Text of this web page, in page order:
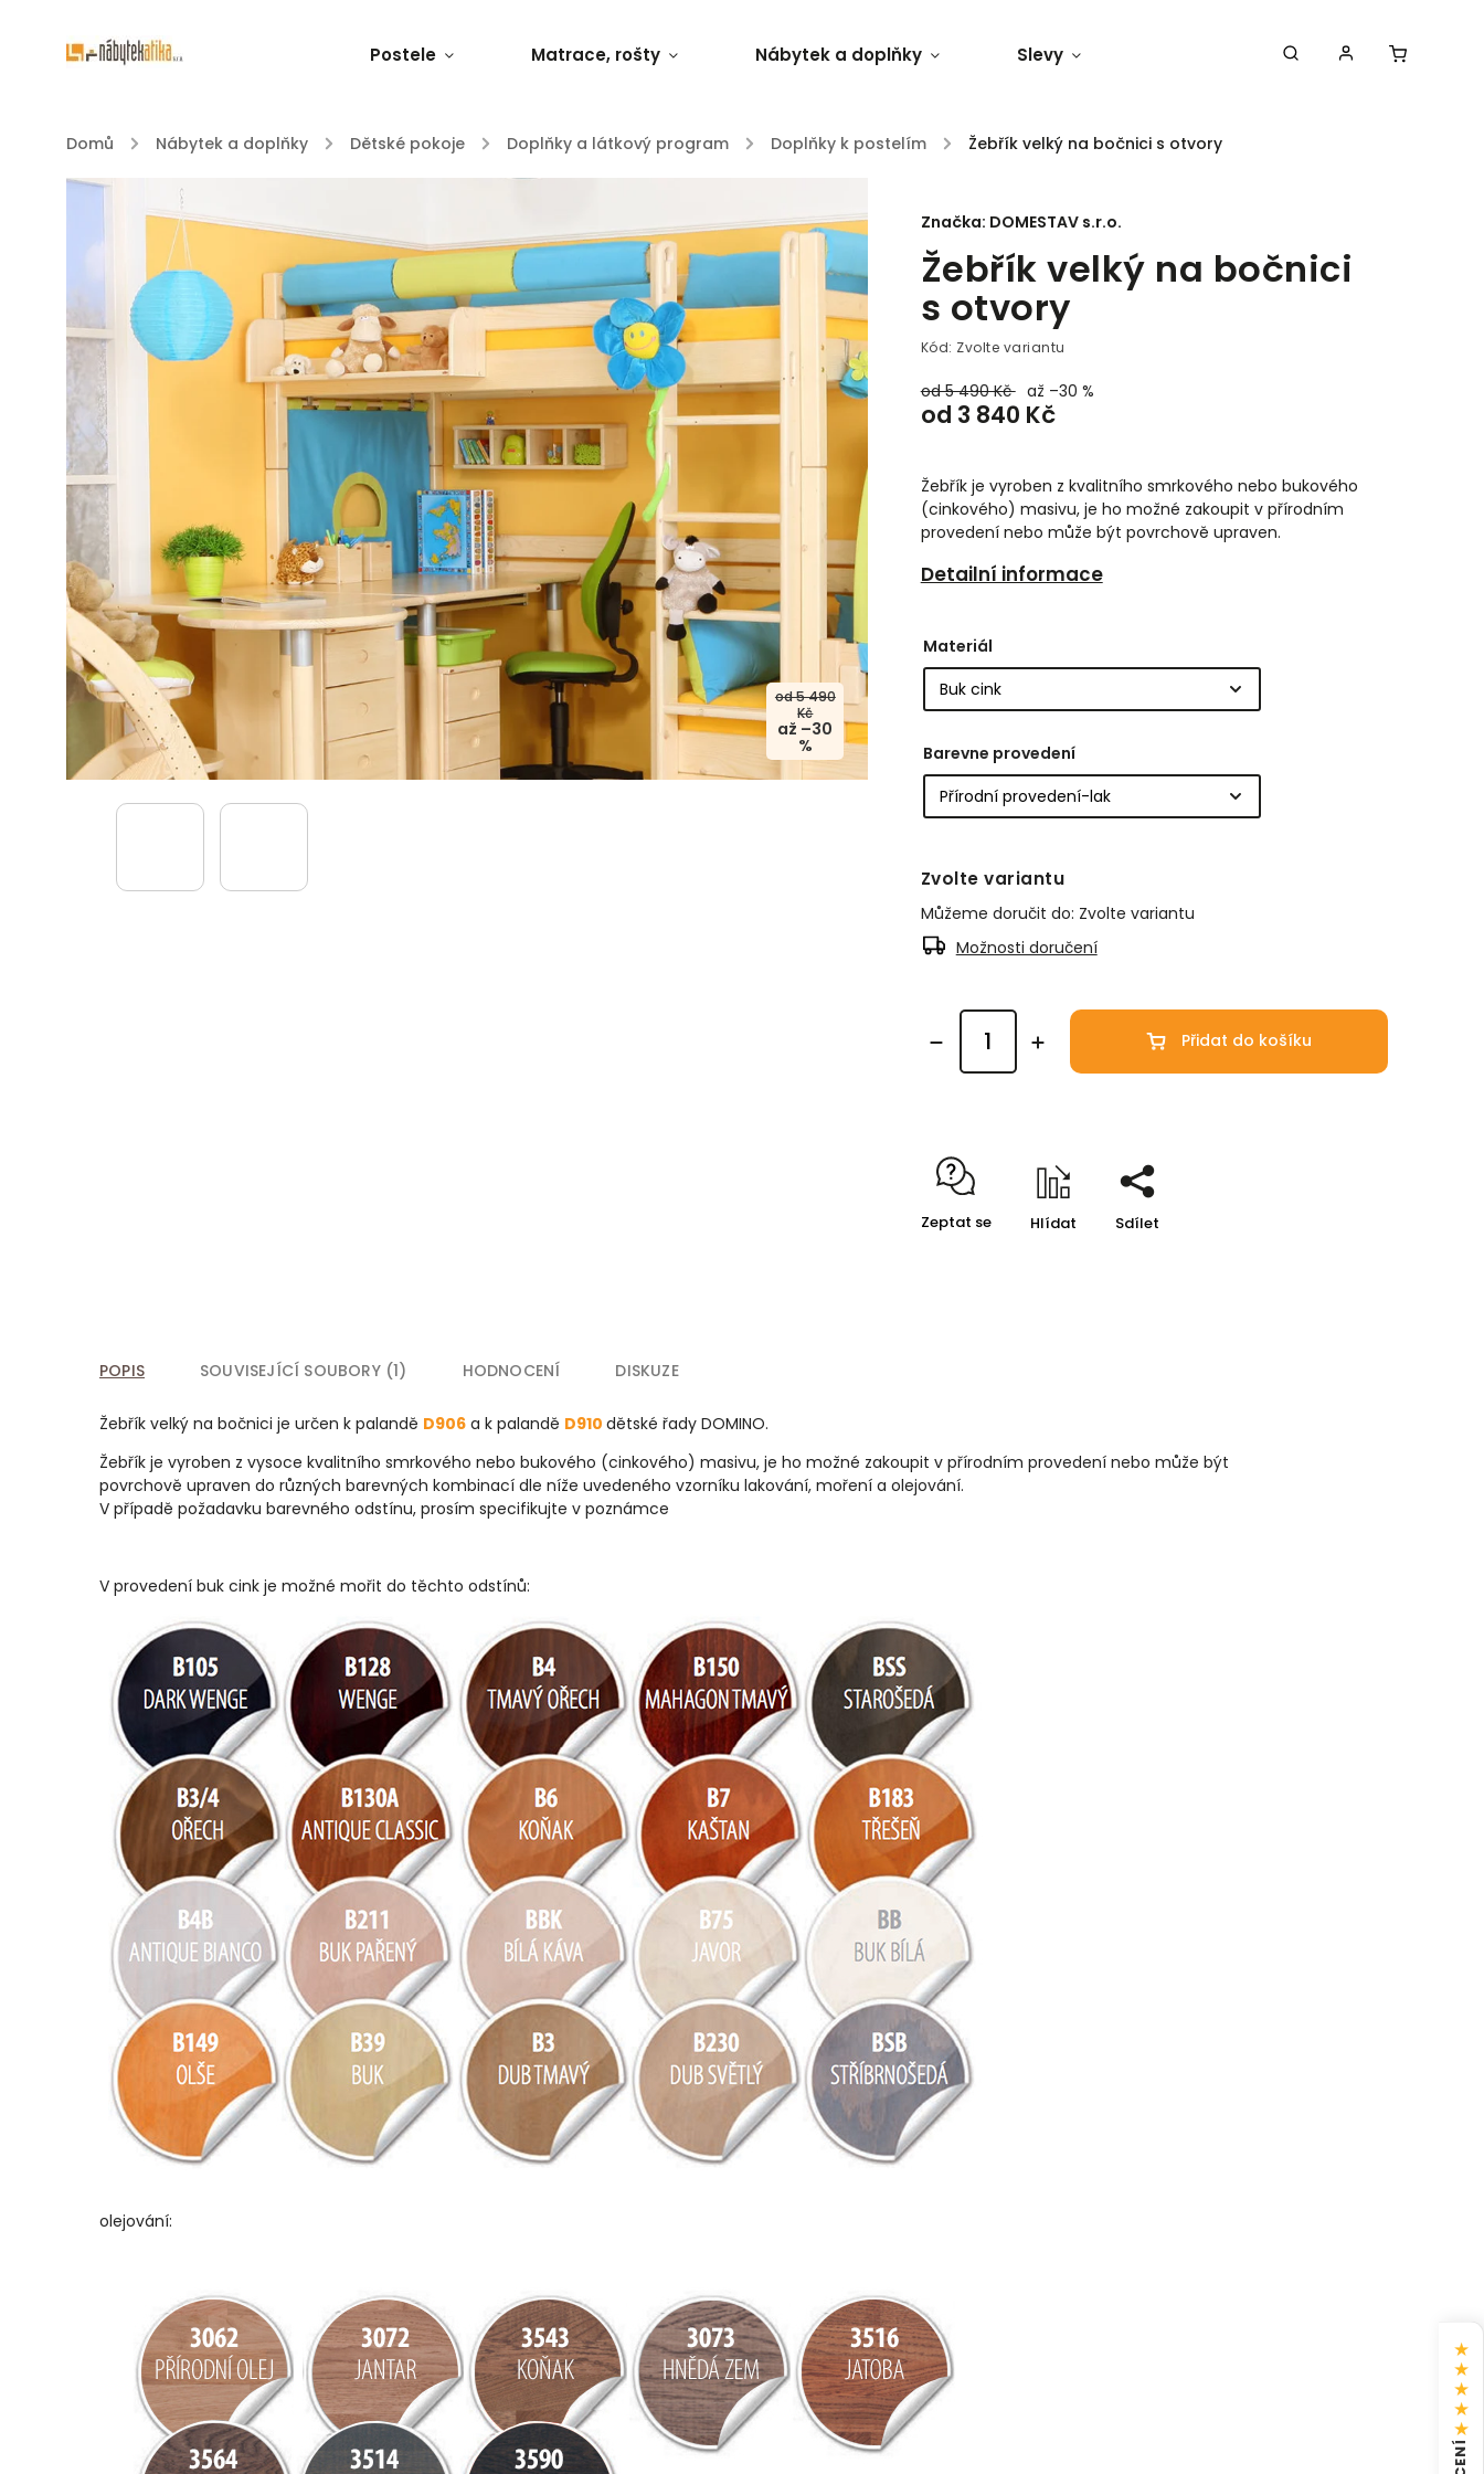
Postele Matrace, rošty Nábytek a doplňky Slevy
Domů / Nábytek a doplňky / Dětské pokoje / Doplňky a látkový program / Doplňky k postelím / Žebřík velký na bočnici s otvory
od 5 490
Kč
až –30
%
Žebřík velký na bočnici
s otvory
Kód: Zvolte variantu
od 5 490 Kč až –30 %
od 3 840 Kč
Žebřík je vyroben z kvalitního smrkového nebo bukového
(cinkového) masivu, je ho možné zakoupit v přírodním
provedení nebo může být povrchově upraven.
Detailní informace
Značka: DOMESTAV s.r.o.
Materiál
Barevne provedení
Zvolte variantu
Můžeme doručit do: Zvolte variantu
Možnosti doručení
Přidat do košíku
Zeptat se Hlídat Sdílet
POPIS SOUVISEJÍCÍ SOUBORY (1) HODNOCENÍ DISKUZE
Žebřík velký na bočnici je určen k palandě D906 a k palandě D910 dětské řady DOMINO.
Žebřík je vyroben z vysoce kvalitního smrkového nebo bukového (cinkového) masivu, je ho možné zakoupit v přírodním provedení nebo může být
povrchově upraven do různých barevných kombinací dle níže uvedeného vzorníku lakování, moření a olejování.
V případě požadavku barevného odstínu, prosím specifikujte v poznámce
V provedení buk cink je možné mořit do těchto odstínů:
olejování:
★
★
★
★
★